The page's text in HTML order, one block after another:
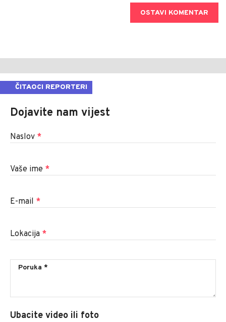
OSTAVI KOMENTAR
ČITAOCI REPORTERI
Dojavite nam vijest
Naslov *
Vaše ime *
E-mail *
Lokacija *
Ubacite video ili foto